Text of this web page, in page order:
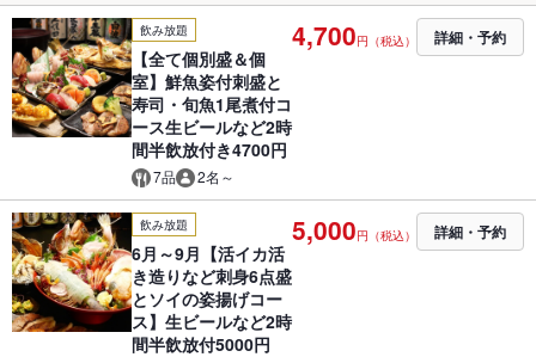
飲み放題
【全て個別盛＆個
室】鮮魚姿付刺盛と
寿司・旬魚1尾煮付コ
ース生ビールなど2時
間半飲放付き4700円
7品 2名～
4,700円（税込） 詳細・予約
飲み放題
6月～9月【活イカ活
き造りなど刺身6点盛
とソイの姿揚げコー
ス】生ビールなど2時
間半飲放付5000円
5,000円（税込） 詳細・予約